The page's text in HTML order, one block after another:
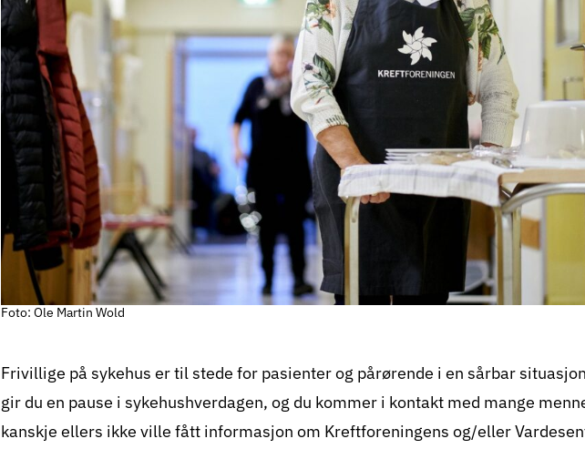
Foto: Ole Martin Wold
Frivillige på sykehus er til stede for pasienter og pårørende i en sårbar
gir du en pause i sykehushverdagen, og du kommer i kontakt med mange
kanskje ellers ikke ville fått informasjon om Kreftforeningens og/eller